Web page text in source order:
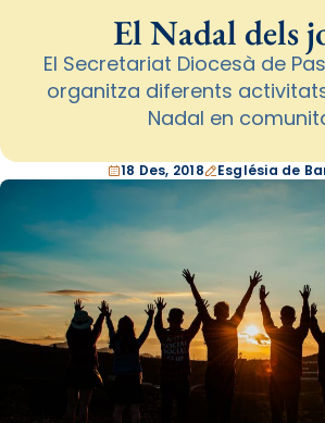
El Nadal dels
El Secretariat Diocesà de
organitza diferents
Nadal en
18 Des, 2018 Església de